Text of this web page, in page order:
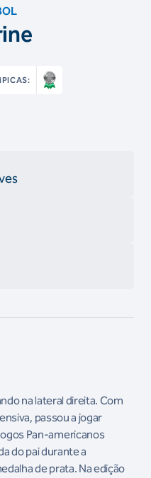
na lateral direita. Com
passou a jogar
Pan-americanos
do pai durante a
de prata. Na edição